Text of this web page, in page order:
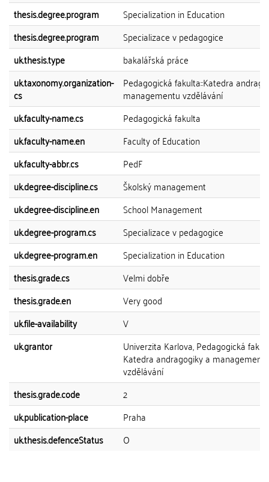
thesis.degree.program
Specialization in Education
thesis.degree.program
Specializace v pedagogice
uk.thesis.type
bakalářská práce
uk.taxonomy.organization-
cs
Pedagogická fakulta::Katedra
managementu vzdělávání
uk.faculty-name.cs
Pedagogická fakulta
uk.faculty-name.en
Faculty of Education
uk.faculty-abbr.cs
PedF
uk.degree-discipline.cs
Školský management
uk.degree-discipline.en
School Management
uk.degree-program.cs
Specializace v pedagogice
uk.degree-program.en
Specialization in Education
thesis.grade.cs
Velmi dobře
thesis.grade.en
Very good
uk.file-availability
V
uk.grantor
Univerzita Karlova, Pedagogická
Katedra andragogiky a managementu
vzdělávání
thesis.grade.code
2
uk.publication-place
Praha
uk.thesis.defenceStatus
O